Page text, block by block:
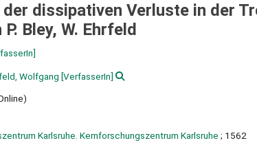
dissipativen Verluste in der
P. Bley, W. Ehrfeld
Wolfgang [VerfasserIn]
Karlsruhe. Kernforschungszentrum Karlsruhe ; 1562